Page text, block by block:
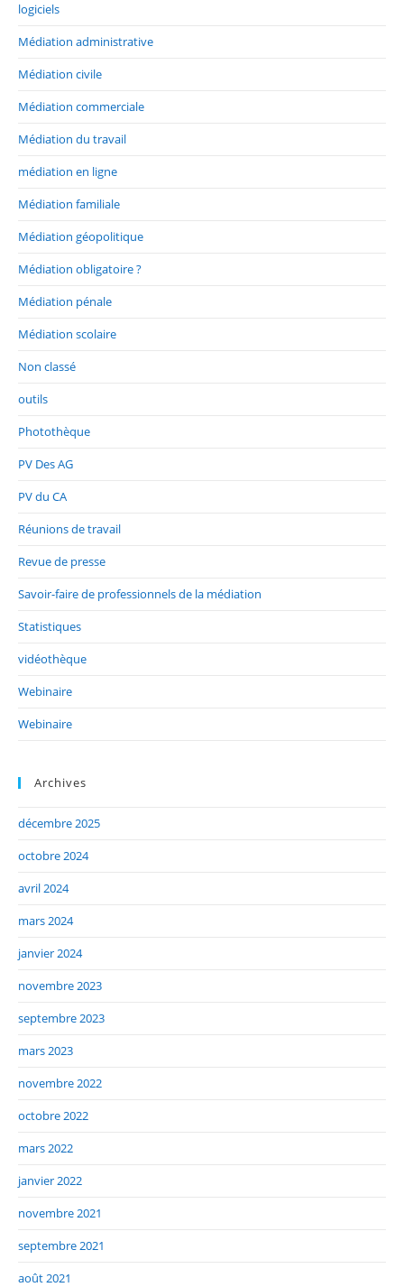
logiciels
Médiation administrative
Médiation civile
Médiation commerciale
Médiation du travail
médiation en ligne
Médiation familiale
Médiation géopolitique
Médiation obligatoire ?
Médiation pénale
Médiation scolaire
Non classé
outils
Photothèque
PV Des AG
PV du CA
Réunions de travail
Revue de presse
Savoir-faire de professionnels de la médiation
Statistiques
vidéothèque
Webinaire
Webinaire
Archives
décembre 2025
octobre 2024
avril 2024
mars 2024
janvier 2024
novembre 2023
septembre 2023
mars 2023
novembre 2022
octobre 2022
mars 2022
janvier 2022
novembre 2021
septembre 2021
août 2021